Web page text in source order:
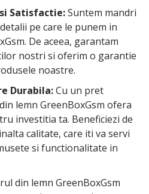
Satisfactie:Suntem mandri
pe care le punem in
De aceea, garantam
nostri si oferim o garantie
noastre.
Durabila:Cu un pret
lemn GreenBoxGsm ofera
investitia ta. Beneficiezi de
calitate, care iti va servi
si functionalitate in
din lemn GreenBoxGsm